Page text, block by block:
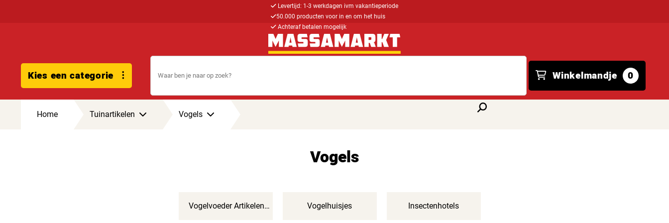
Levertijd: 1-3 werkdagen ivm vakantieperiode
50.000 producten voor in en om het huis
Achteraf betalen mogelijk
Kies een categorie Winkelmandje 0
Home Tuinartikelen Vogels
Vogels
Vogelvoeder Artikelen Vogelhuisjes Insectenhotels